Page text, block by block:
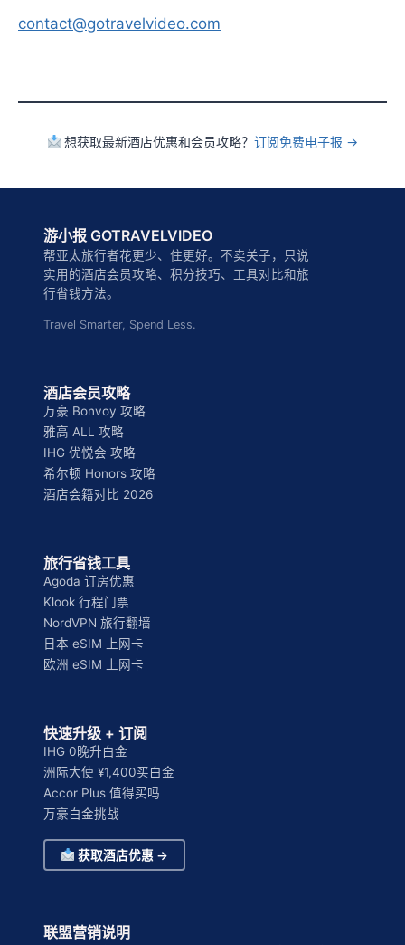
contact@gotravelvideo.com
想获取最新酒店优惠和会员攻略？订阅免费电子报 →
游小报 GOTRAVELVIDEO
帮亚太旅行者花更少、住更好。不卖关子，只说
实用的酒店会员攻略、积分技巧、工具对比和旅
行省钱方法。
Travel Smarter, Spend Less.
酒店会员攻略
万豪 Bonvoy 攻略
雅高 ALL 攻略
IHG 优悦会 攻略
希尔顿 Honors 攻略
酒店会籍对比 2026
旅行省钱工具
Agoda 订房优惠
Klook 行程门票
NordVPN 旅行翻墙
日本 eSIM 上网卡
欧洲 eSIM 上网卡
快速升级 + 订阅
IHG 0晚升白金
洲际大使 ¥1,400买白金
Accor Plus 值得买吗
万豪白金挑战
获取酒店优惠 →
联盟营销说明